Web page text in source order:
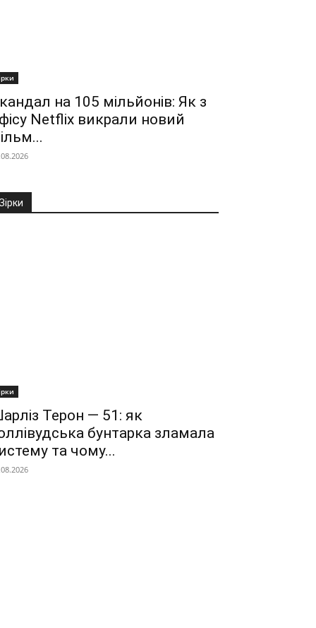
на 105 мільйонів: Як з
Netflix викрали новий
Терон — 51: як
бунтарка зламала
та чому...